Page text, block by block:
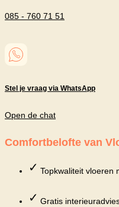
085 - 760 71 51
Stel je vraag via WhatsApp
Open de chat
Comfortbelofte van
✓ Topkwaliteit vloeren
✓ Gratis